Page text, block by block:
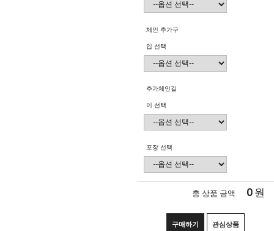
체인 추가구
입 선택
추가체인길
이 선택
포장 선택
총 상품 금액 0원
구매하기 관심상품